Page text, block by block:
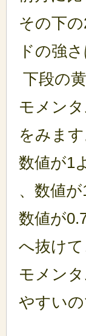
その下
ドの強
下段の
モメン
をみます
数値が1
、 数値
数値が
へ抜け
モメン
やすい